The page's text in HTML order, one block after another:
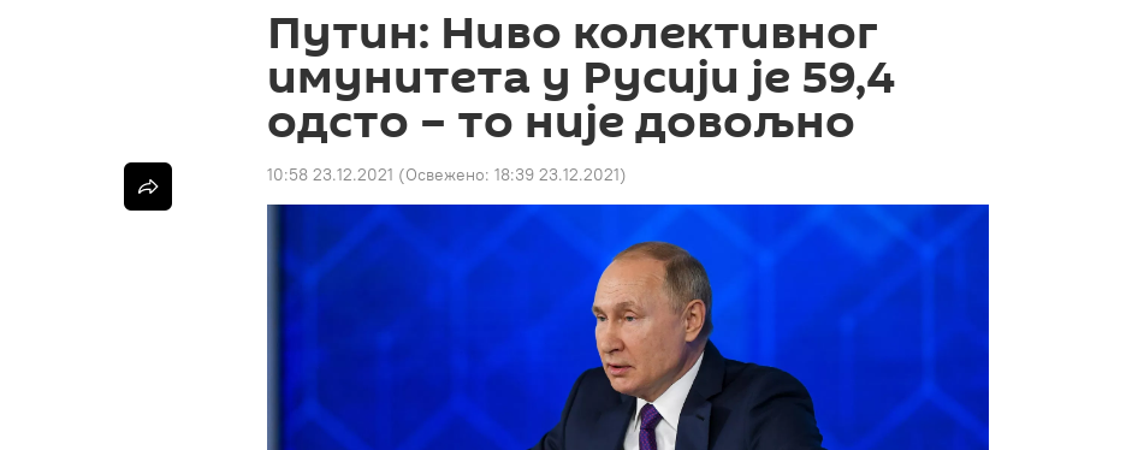
Путин: Ниво колективног
имунитета у Русији је 59,4
одсто – то није довољно
10:58 23.12.2021 (Освежено: 18:39 23.12.2021)